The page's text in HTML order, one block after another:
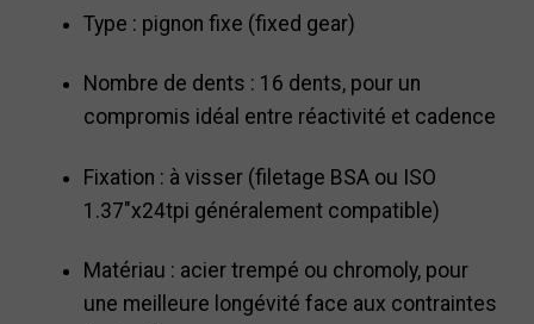
Type : pignon fixe (fixed gear)
Nombre de dents : 16 dents, pour un
compromis idéal entre réactivité et cadence
Fixation : à visser (filetage BSA ou ISO
1.37"x24tpi généralement compatible)
Matériau : acier trempé ou chromoly, pour
une meilleure longévité face aux contraintes